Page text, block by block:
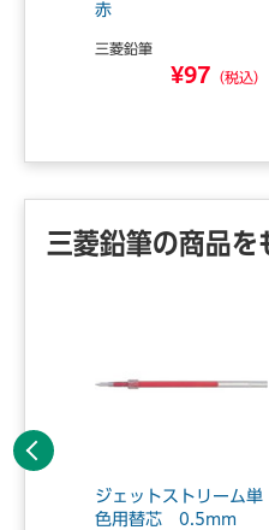
赤
三菱鉛筆
¥97 （税込）
三菱鉛筆の商品を
ジェットストリーム単
色用替芯 0.5mm
前へ